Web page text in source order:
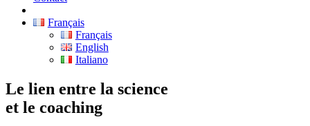
Français
Français
English
Italiano
Le lien entre la science
et le coaching